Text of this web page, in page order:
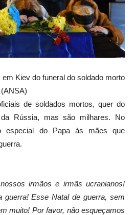
Kiev do funeral do soldado morto
de soldados mortos, quer do
Rússia, mas são milhares. No
especial do Papa às mães que
irmãos e irmãs ucranianos!
guerra! Esse Natal de guerra, sem
muito! Por favor, não esqueçamos